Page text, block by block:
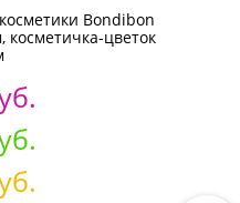
Bondibon
косметичка-цветок